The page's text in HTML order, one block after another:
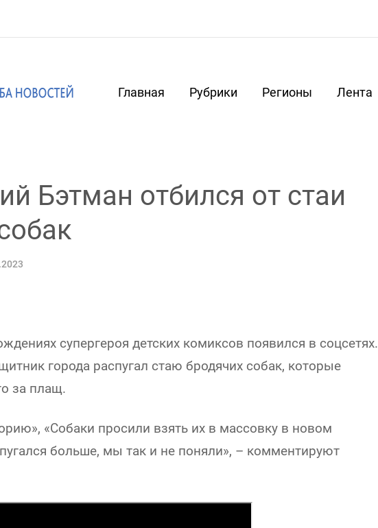
Главная Рубрики Регионы Лента
Бэтман отбился от стаи
супергероя детских комиксов появился в соцсетях.
города распугал стаю бродячих собак, которые
за плащ.
«Собаки просили взять их в массовку в новом
больше, мы так и не поняли», – комментируют